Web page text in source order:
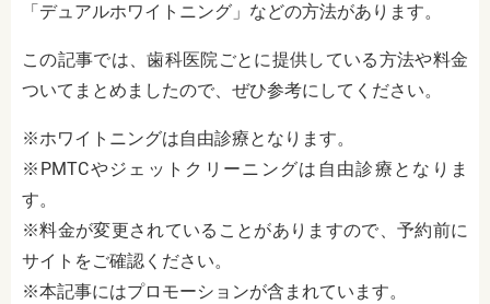
「デュアルホワイトニング」などの方法があります。
この記事では、歯科医院ごとに提供している方法や料金
ついてまとめましたので、ぜひ参考にしてください。
※ホワイトニングは自由診療となります。
※PMTCやジェットクリーニングは自由診療となりま
す。
※料金が変更されていることがありますので、予約前に
サイトをご確認ください。
※本記事にはプロモーションが含まれています。